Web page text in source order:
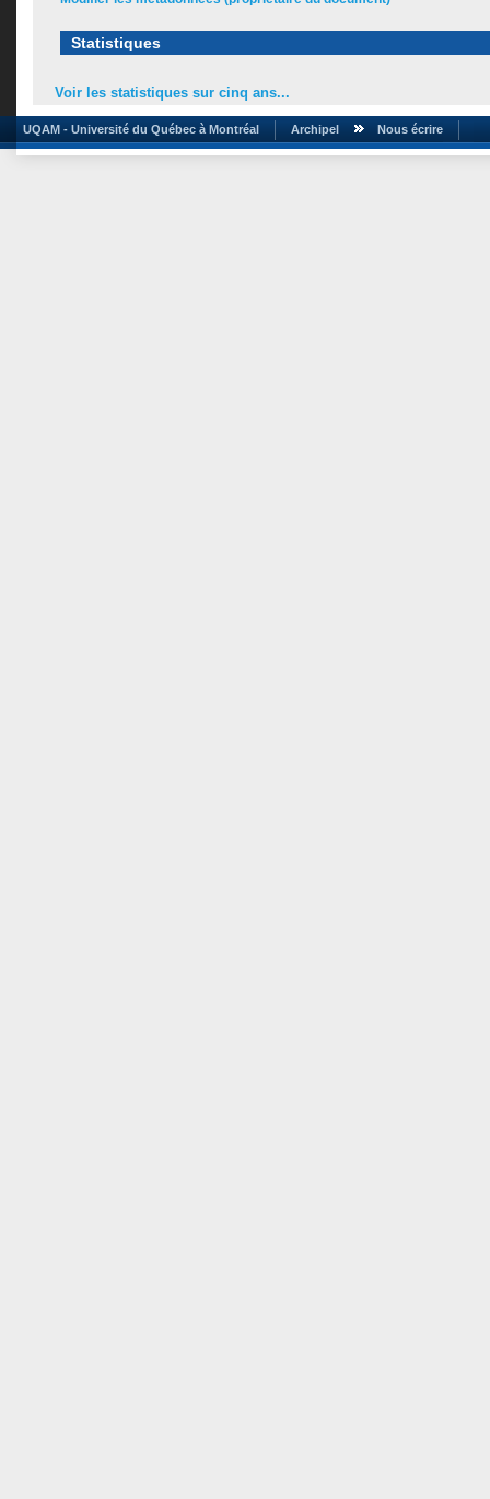
Statistiques
Voir les statistiques sur cinq ans...
UQAM - Université du Québec à Montréal Archipel Nous écrire